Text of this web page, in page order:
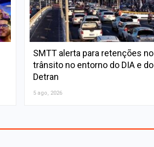
SMTT alerta para retenções no
trânsito no entorno do DIA e do
Detran
5 ago, 2026